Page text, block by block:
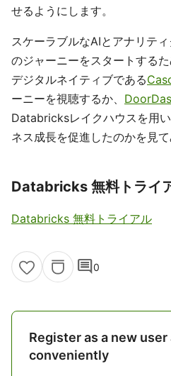
せるようにします。
スケーラブルなAIとアナリテ
のジャーニーをスタートする
デジタルネイティブである
ーニーを視聴するか、
Databricksレイクハウスを用
ネス成長を促進したのかを見て
Databricks 無料トライ
Databricks 無料トライアル
comment0
Register as a new
conveniently